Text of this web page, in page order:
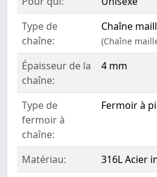
Type de
chaîne:
Chaîne
(Chaîne
Épaisseur de la
chaîne:
4 mm
Type de
fermoir à
chaîne:
Fermoir à
Matériau:
316L Acier